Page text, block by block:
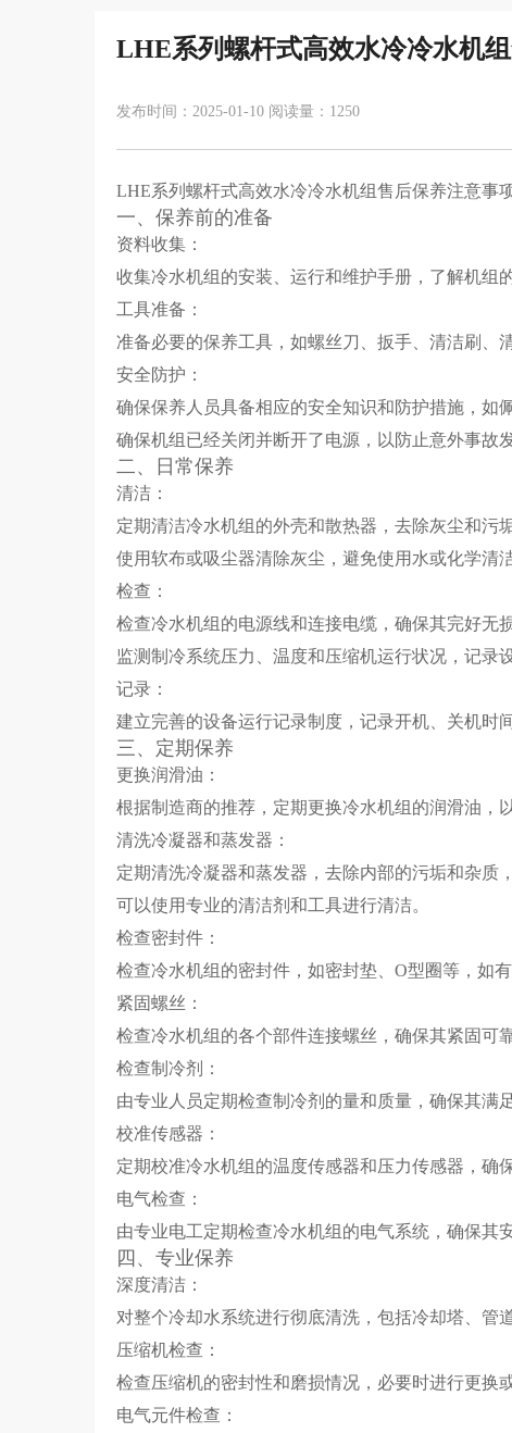
LHE系列螺杆式高效水冷冷水机
发布时间：2025-01-10 阅读量：1250
LHE系列螺杆式高效水冷冷水机组售后保养注意事
一、保养前的准备
资料收集：
收集冷水机组的安装、运行和维护手册，了解机组
工具准备：
准备必要的保养工具，如螺丝刀、扳手、清洁刷、
安全防护：
确保保养人员具备相应的安全知识和防护措施，如
确保机组已经关闭并断开了电源，以防止意外事故发
二、日常保养
清洁：
定期清洁冷水机组的外壳和散热器，去除灰尘和污
使用软布或吸尘器清除灰尘，避免使用水或化学清
检查：
检查冷水机组的电源线和连接电缆，确保其完好无
监测制冷系统压力、温度和压缩机运行状况，记录
记录：
建立完善的设备运行记录制度，记录开机、关机时
三、定期保养
更换润滑油：
根据制造商的推荐，定期更换冷水机组的润滑油，
清洗冷凝器和蒸发器：
定期清洗冷凝器和蒸发器，去除内部的污垢和杂质
可以使用专业的清洁剂和工具进行清洁。
检查密封件：
检查冷水机组的密封件，如密封垫、O型圈等，如
紧固螺丝：
检查冷水机组的各个部件连接螺丝，确保其紧固可
检查制冷剂：
由专业人员定期检查制冷剂的量和质量，确保其满
校准传感器：
定期校准冷水机组的温度传感器和压力传感器，确
电气检查：
由专业电工定期检查冷水机组的电气系统，确保其
四、专业保养
深度清洁：
对整个冷却水系统进行彻底清洗，包括冷却塔、管
压缩机检查：
检查压缩机的密封性和磨损情况，必要时进行更换
电气元件检查：